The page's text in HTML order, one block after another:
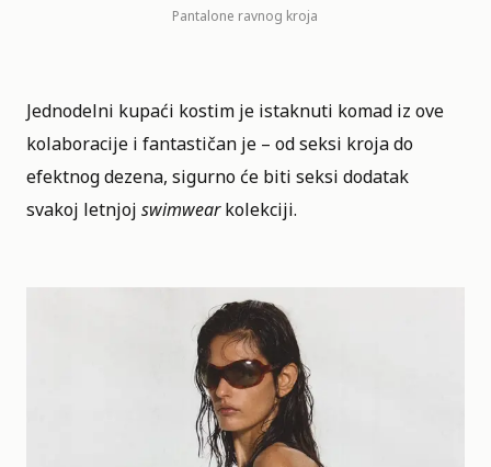
Pantalone ravnog kroja
Jednodelni kupaći kostim je istaknuti komad iz ove
kolaboracije i fantastičan je – od seksi kroja do
efektnog dezena, sigurno će biti seksi dodatak
svakoj letnjoj swimwearkolekciji.